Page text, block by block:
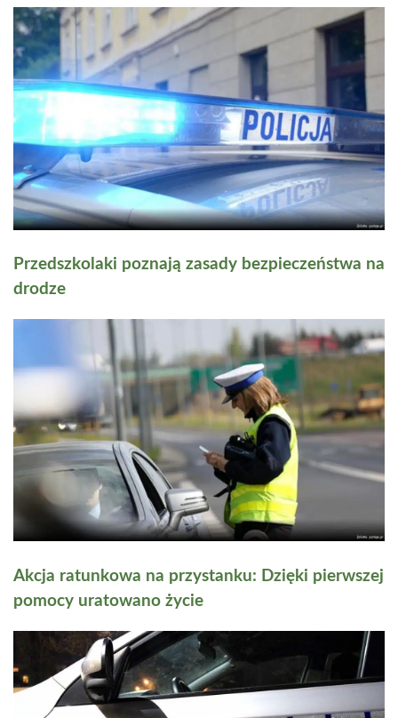
Przedszkolaki poznają zasady bezpieczeństwa na
drodze
Akcja ratunkowa na przystanku: Dzięki pierwszej
pomocy uratowano życie